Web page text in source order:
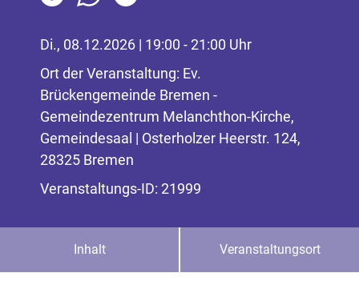
Di., 08.12.2026 | 19:00 - 21:00 Uhr
Ort der Veranstaltung: Ev.
Brückengemeinde Bremen -
Gemeindezentrum Melanchthon-Kirche,
Gemeindesaal | Osterholzer Heerstr. 124,
28325 Bremen
Veranstaltungs-ID: 21999
Inhalt Veranstaltungsort